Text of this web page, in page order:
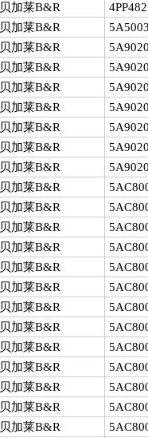
贝加莱B&R
贝加莱B&R
贝加莱B&R
贝加莱B&R
贝加莱B&R
贝加莱B&R
贝加莱B&R
贝加莱B&R
贝加莱B&R
贝加莱B&R
贝加莱B&R
贝加莱B&R
贝加莱B&R
贝加莱B&R
贝加莱B&R
贝加莱B&R
贝加莱B&R
贝加莱B&R
贝加莱B&R
贝加莱B&R
贝加莱B&R
贝加莱B&R